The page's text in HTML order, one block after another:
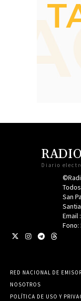
Diario
San
Email
Fono:
RED NACIONAL DE
NOSOTROS
POLÍTICA DE USO Y